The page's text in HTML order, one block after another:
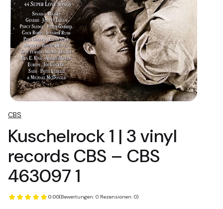
CBS
Kuschelrock 1 | 3 vinyl
records CBS – CBS
463097 1
0.00(Bewertungen: 0 Rezensionen: 0)